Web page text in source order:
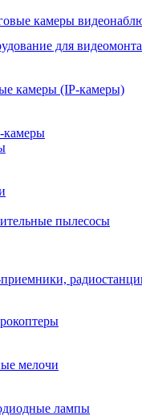
камеры
для
камеры (IP-камеры)
пылесосы
мелочи
лампы